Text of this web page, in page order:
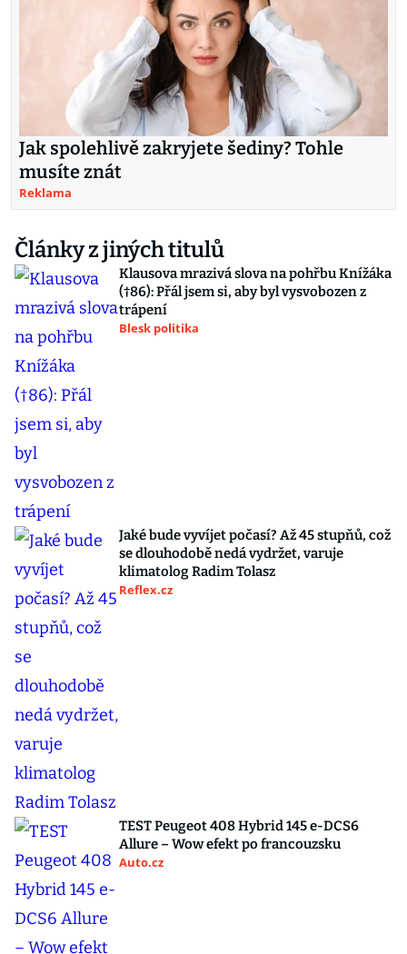
Jak spolehlivě zakryjete šediny? Tohle
musíte znát
Reklama
Články z jiných titulů
Klausova mrazivá slova na pohřbu Knížáka
(†86): Přál jsem si, aby byl vysvobozen z
trápení
Blesk politika
Jaké bude vyvíjet počasí? Až 45 stupňů, což
se dlouhodobě nedá vydržet, varuje
klimatolog Radim Tolasz
Reflex.cz
TEST Peugeot 408 Hybrid 145 e-DCS6
Allure – Wow efekt po francouzsku
Auto.cz